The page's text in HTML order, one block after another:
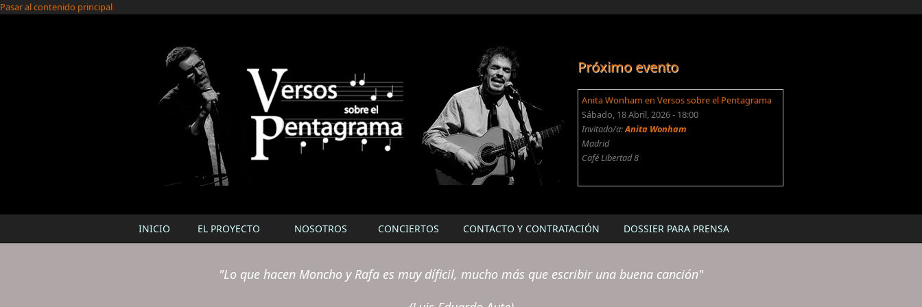
Pasar al contenido principal
Próximo evento
Anita Wonham en Versos sobre el Pentagrama
Sábado, 18 Abril, 2026 - 18:00
Invitado/a:Anita Wonham
Madrid
Café Libertad 8
INICIO EL PROYECTO NOSOTROS CONCIERTOS CONTACTO Y CONTRATACIÓN DOSSIER PARA PRENSA
"Lo que hacen Moncho y Rafa es muy díficil, mucho más que escribir una buena canción"